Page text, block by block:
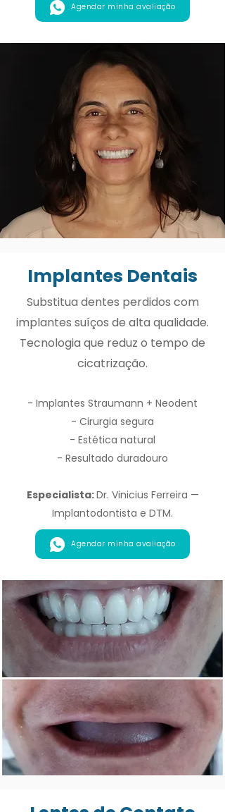
Agendar minha avaliação
Implantes Dentais
Substitua dentes perdidos com
implantes suíços de alta qualidade.
Tecnologia que reduz o tempo de
cicatrização.
- Implantes Straumann + Neodent
- Cirurgia segura
- Estética natural
- Resultado duradouro
Especialista:Dr. Vinicius Ferreira —
Implantodontista e DTM.
Agendar minha avaliação